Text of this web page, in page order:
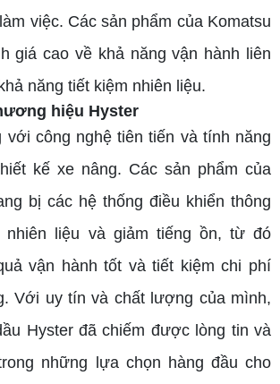
việc. Các sản phẩm của Komatsu
giá cao về khả năng vận hành liên
năng tiết kiệm nhiên liệu.
hiệu Hyster
với công nghệ tiên tiến và tính năng
kế xe nâng. Các sản phẩm của
bị các hệ thống điều khiển thông
nhiên liệu và giảm tiếng ồn, từ đó
vận hành tốt và tiết kiệm chi phí
Với uy tín và chất lượng của mình,
Hyster đã chiếm được lòng tin và
những lựa chọn hàng đầu cho